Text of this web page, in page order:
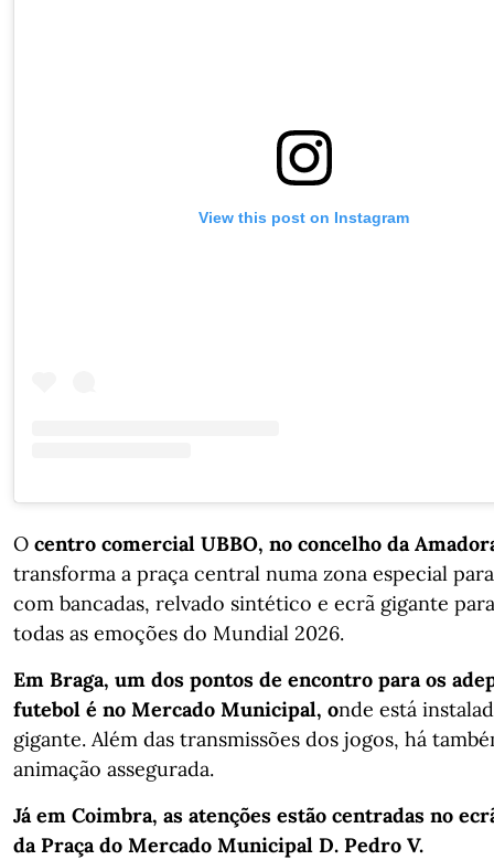
View this post on Instagram
O centro comercial UBBO, no concelho da
transforma a praça central numa zona especial
com bancadas, relvado sintético e ecrã gigante
todas as emoções do Mundial 2026.
Em Braga, um dos pontos de encontro para os
futebol é no Mercado Municipal, onde está
gigante. Além das transmissões dos jogos, há
animação assegurada.
Já em Coimbra, as atenções estão centradas no
da Praça do Mercado Municipal D. Pedro V.